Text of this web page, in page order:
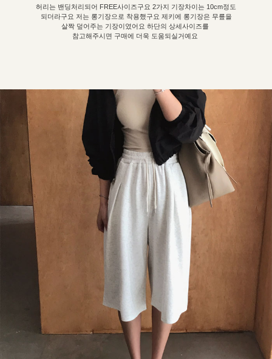
허리는 밴딩처리되어 FREE사이즈구요 2가지 기장차이는 10cm정도
되더라구요 저는 롱기장으로 착용했구요 제키에 롱기장은 무릎을
살짝 덮어주는 기장이였어요 하단의 상세사이즈를
참고해주시면 구매에 더욱 도움되실거예요